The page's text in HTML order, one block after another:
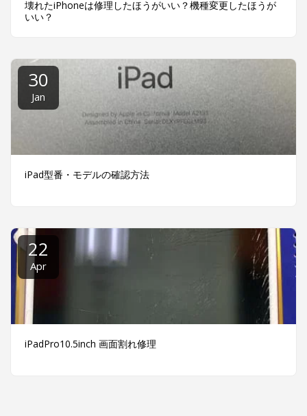
壊れたiPhoneは修理したほうがいい？機種変更したほうが
いい？
30
Jan
iPad型番・モデルの確認方法
22
Apr
iPadPro10.5inch 画面割れ修理